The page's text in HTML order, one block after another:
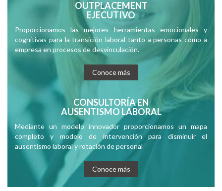
OUTPLACEMENT
EJECUTIVO
Proporcionamos las mejores herramientas emocionales y
cognitivas para la transición laboral tanto a personas como a
empresa en procesos de desvinculación.
Conoce más
CONSULTORÍA EN
AUSENTISMO LABORAL
Mediante un modelo innovador proporcionamos un mapa
completo y modelo de intervención para disminuir el
ausentismo laboral y rotación de personal
Conoce más